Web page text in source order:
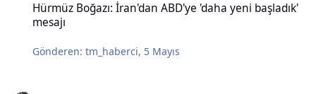
Hürmüz Boğazı: İran'dan ABD'ye 'daha yeni başladık'
mesajı
Gönderen:tm_haberci, 5 Mayıs